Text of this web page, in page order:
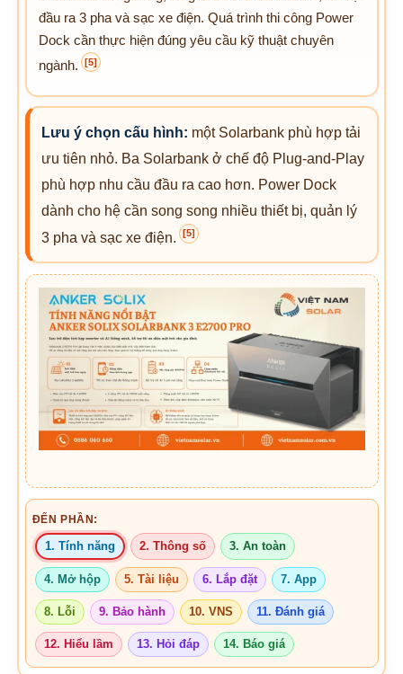
đầu ra 3 pha và sạc xe điện. Quá trình thi công Power
Dock cần thực hiện đúng yêu cầu kỹ thuật chuyên
ngành.
[5]
Lưu ý chọn cấu hình: một Solarbank phù hợp tải
ưu tiên nhỏ. Ba Solarbank ở chế độ Plug-and-Play
phù hợp nhu cầu đầu ra cao hơn. Power Dock
dành cho hệ cần song song nhiều thiết bị, quản lý
3 pha và sạc xe điện.
[5]
ĐẾN PHẦN:
1. Tính năng 2. Thông số 3. An toàn
4. Mở hộp 5. Tài liệu 6. Lắp đặt 7. App
8. Lỗi 9. Bảo hành 10. VNS 11. Đánh giá
12. Hiểu lầm 13. Hỏi đáp 14. Báo giá